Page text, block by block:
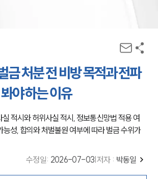
금 처분 전 비방 목적과 전파
야 하는 이유
적시와 허위사실 적시, 정보통신망법 적용 여
능성, 합의와 처벌불원 여부에 따라 벌금 수위가
수정일: 2026-07-03 저자 : 박동일